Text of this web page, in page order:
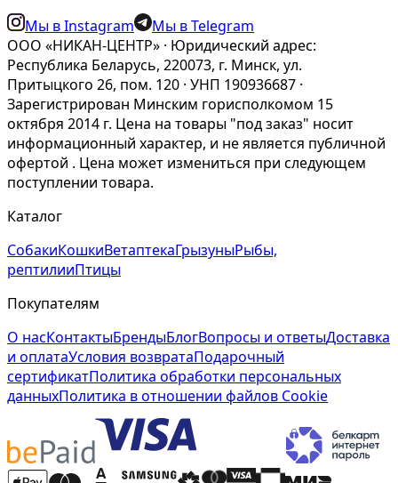
Мы в Instagram
Мы в Telegram
ООО «НИКАН-ЦЕНТР» · Юридический адрес:
Республика Беларусь, 220073, г. Минск, ул.
Притыцкого 26, пом. 120 · УНП 190936687 ·
Зарегистрирован Минским горисполкомом 15
октября 2014 г. Цена на товары "под заказ" носит
информационный характер, и не является публичной
офертой . Цена может измениться при следующем
поступлении товара.
Каталог
СобакиКошкиВетаптекаГрызуныРыбы,
рептилииПтицы
Покупателям
О насКонтактыБрендыБлогВопросы и ответыДоставка
и оплатаУсловия возвратаПодарочный
сертификатПолитика обработки персональных
данныхПолитика в отношении файлов Cookie